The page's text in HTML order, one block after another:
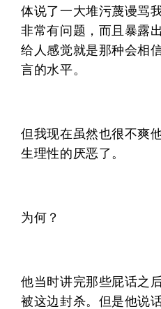
体说了一大堆污蔑谩骂
非常有问题，而且暴露
给人感觉就是那种会相
言的水平。
但我现在虽然也很不爽
生理性的厌恶了。
为何？
他当时讲完那些屁话之
被这边封杀。但是他说